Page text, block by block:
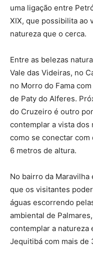
uma ligação entre
XIX, que possibilita ao
natureza que o cerca.
Entre as belezas
Vale das Videiras, no
no Morro do Fama
de Paty do Alferes.
do Cruzeiro é outro
contemplar a vista dos
como se conectar com
6 metros de altura.
No bairro da
que os visitantes
águas escorrendo
ambiental de
contemplar a natureza
Jequitibá com mais de